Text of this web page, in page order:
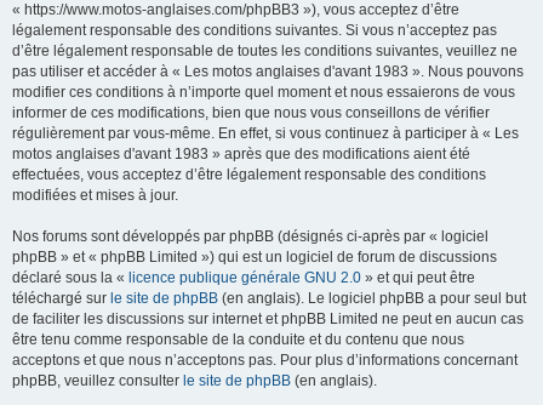
« https://www.motos-anglaises.com/phpBB3 »), vous acceptez d’être
légalement responsable des conditions suivantes. Si vous n’acceptez pas
d’être légalement responsable de toutes les conditions suivantes, veuillez ne
pas utiliser et accéder à « Les motos anglaises d'avant 1983 ». Nous pouvons
modifier ces conditions à n’importe quel moment et nous essaierons de vous
informer de ces modifications, bien que nous vous conseillons de vérifier
régulièrement par vous-même. En effet, si vous continuez à participer à « Les
motos anglaises d'avant 1983 » après que des modifications aient été
effectuées, vous acceptez d’être légalement responsable des conditions
modifiées et mises à jour.
Nos forums sont développés par phpBB (désignés ci-après par « logiciel
phpBB » et « phpBB Limited ») qui est un logiciel de forum de discussions
déclaré sous la « licence publique générale GNU 2.0 » et qui peut être
téléchargé sur le site de phpBB (en anglais). Le logiciel phpBB a pour seul but
de faciliter les discussions sur internet et phpBB Limited ne peut en aucun cas
être tenu comme responsable de la conduite et du contenu que nous
acceptons et que nous n’acceptons pas. Pour plus d’informations concernant
phpBB, veuillez consulter le site de phpBB (en anglais).